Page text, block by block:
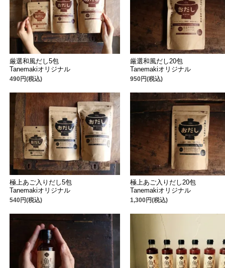
厳選和風だし5包
Tanemakiオリジナル
490円(税込)
厳選和風だし20包
Tanemakiオリジナル
950円(税込)
極上あご入りだし5包
Tanemakiオリジナル
540円(税込)
極上あご入りだし20包
Tanemakiオリジナル
1,300円(税込)